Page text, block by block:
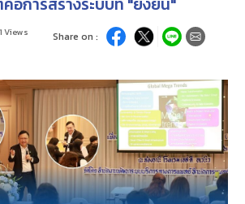
Views Share on :